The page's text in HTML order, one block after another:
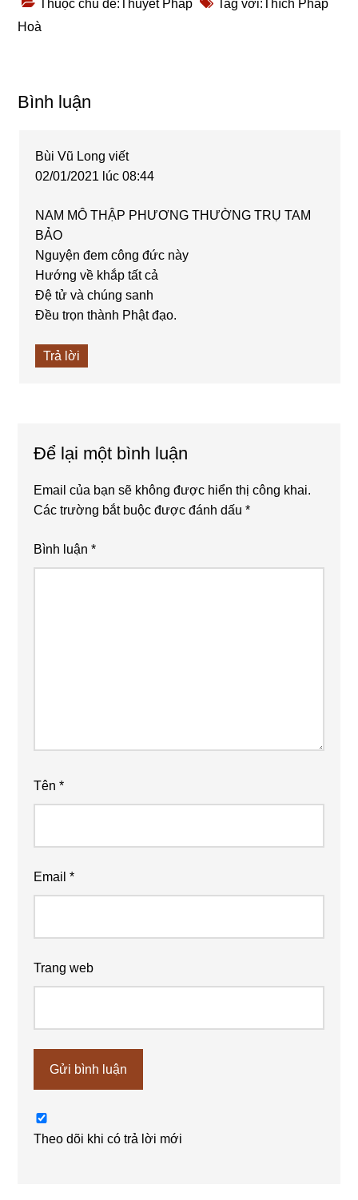
Thuộc chủ đề: Thuyết Pháp Tag với: Thích Pháp
Hoà
Reader
Bình luận
Bùi Vũ Long viết
02/01/2021 lúc 08:44
NAM MÔ THẬP PHƯƠNG THƯỜNG TRỤ TAM
BẢO
Nguyện đem công đức này
Hướng về khắp tất cả
Đệ tử và chúng sanh
Đều trọn thành Phật đạo.
Trả lời
Để lại một bình luận
Email của bạn sẽ không được hiển thị công khai.
Các trường bắt buộc được đánh dấu*
Bình luận*
Tên*
Email*
Trang web
Theo dõi khi có trả lời mới